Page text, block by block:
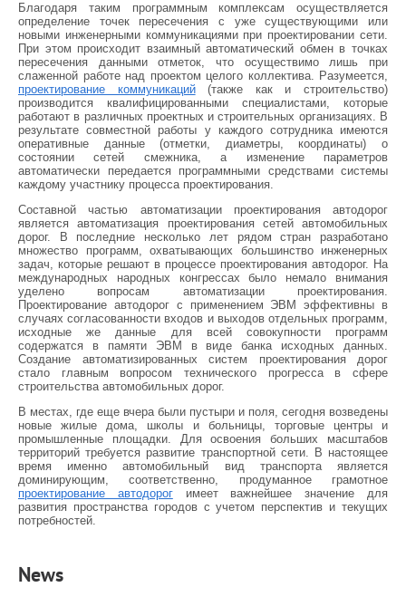
Благодаря таким программным комплексам осуществляется
определение точек пересечения с уже существующими или
новыми инженерными коммуникациями при проектировании сети.
При этом происходит взаимный автоматический обмен в точках
пересечения данными отметок, что осуществимо лишь при
слаженной работе над проектом целого коллектива. Разумеется,
проектирование коммуникаций(также как и строительство)
производится квалифицированными специалистами, которые
работают в различных проектных и строительных организациях. В
результате совместной работы у каждого сотрудника имеются
оперативные данные (отметки, диаметры, координаты) о
состоянии сетей смежника, а изменение параметров
автоматически передается программными средствами системы
каждому участнику процесса проектирования.
Составной частью автоматизации проектирования автодорог
является автоматизация проектирования сетей автомобильных
дорог. В последние несколько лет рядом стран разработано
множество программ, охватывающих большинство инженерных
задач, которые решают в процессе проектирования автодорог. На
международных народных конгрессах было немало внимания
уделено вопросам автоматизации проектирования.
Проектирование автодорог с применением ЭВМ эффективны в
случаях согласованности входов и выходов отдельных программ,
исходные же данные для всей совокупности программ
содержатся в памяти ЭВМ в виде банка исходных данных.
Создание автоматизированных систем проектирования дорог
стало главным вопросом технического прогресса в сфере
строительства автомобильных дорог.
В местах, где еще вчера были пустыри и поля, сегодня возведены
новые жилые дома, школы и больницы, торговые центры и
промышленные площадки. Для освоения больших масштабов
территорий требуется развитие транспортной сети. В настоящее
время именно автомобильный вид транспорта является
доминирующим, соответственно, продуманное грамотное
проектирование автодорогимеет важнейшее значение для
развития пространства городов с учетом перспектив и текущих
потребностей.
News